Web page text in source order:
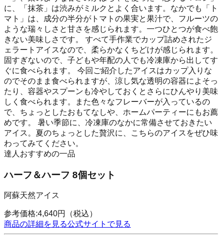
に、「抹茶」は渋みがミルクとよく合います。なかでも「ト
マト」は、成分の半分がトマトの果実と果汁で、フルーツの
ような瑞々しさと甘さを感じられます。一つひとつが食べ飽
きない美味しさです。 すべて手作業でカップ詰めされたジ
ェラートアイスなので、柔らかなくちどけが感じられます。
固すぎないので、子どもや年配の人でも冷凍庫から出してす
ぐに食べられます。 今回ご紹介したアイスはカップ入りな
のでそのまま食べられますが、涼し気な透明の容器によそっ
たり、容器やスプーンも冷やしておくとさらにひんやり美味
しく食べられます。また色々なフレーバーが入っているの
で、ちょっとしたおもてなしや、ホームパーティーにもお薦
めです。 暑い季節に、冷凍庫のなかに常備させておきたい
アイス。夏のちょっとした贅沢に、こちらのアイスをぜひ味
わってみてください。
達人おすすめの一品
ハーフ＆ハーフ 8個セット
阿蘇天然アイス
参考価格:4,640円
（税込）
商品の詳細を見る公式サイトで見る